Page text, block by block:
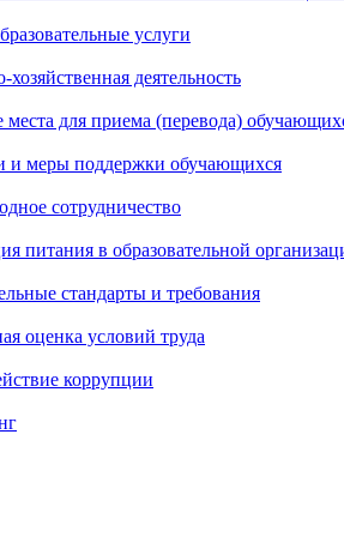
услуги
деятельность
места для приема (перевода)
и меры поддержки обучающихся
сотрудничество
питания в образовательной
стандарты и требования
оценка условий труда
коррупции